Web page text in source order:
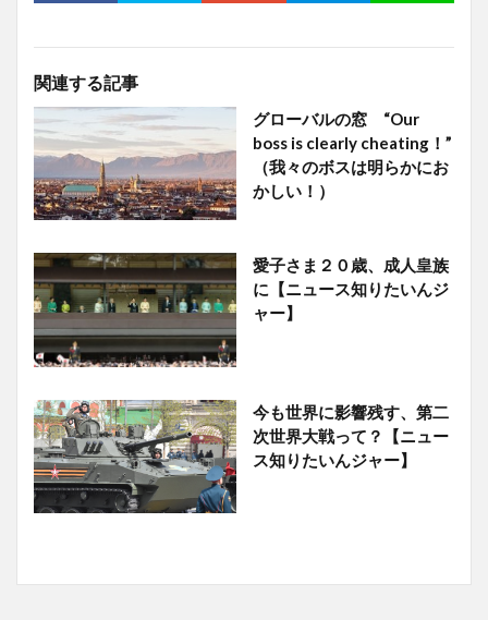
関連する記事
グローバルの窓 “Our
boss is clearly cheating！”
（我々のボスは明らかにお
かしい！）
愛子さま２０歳、成人皇族
に【ニュース知りたいんジ
ャー】
今も世界に影響残す、第二
次世界大戦って？【ニュー
ス知りたいんジャー】